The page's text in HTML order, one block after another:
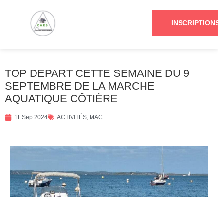
TOP DEPART CETTE SEMAINE DU 9
SEPTEMBRE DE LA MARCHE
AQUATIQUE CÔTIÈRE
11 Sep 2024 ACTIVITÉS, MAC